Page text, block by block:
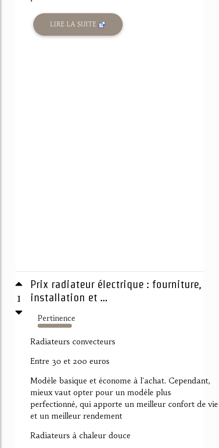
LIRE LA SUITE
1
Prix radiateur électrique : fourniture,
installation et ...
Pertinence
3462%
Radiateurs convecteurs
Entre 30 et 200 euros
Modèle basique et économe à l'achat. Cependant,
mieux vaut opter pour un modèle plus
perfectionné, qui apporte un meilleur confort de vie
et un meilleur rendement
Radiateurs à chaleur douce